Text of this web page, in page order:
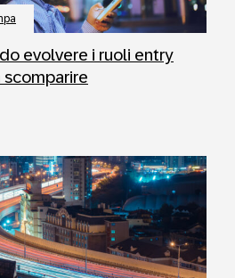
evolvere i ruoli entry
scomparire